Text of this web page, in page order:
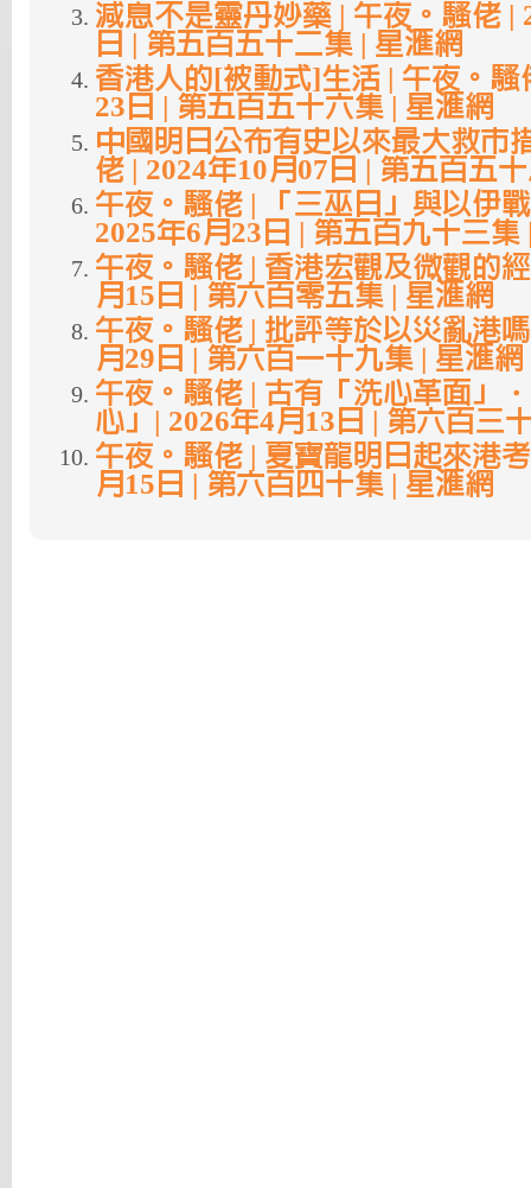
減息不是靈丹妙藥 | 午夜。騷佬 |
日 | 第五百五十二集 | 星滙網
香港人的[被動式]生活 | 午夜。騷
23日 | 第五百五十六集 | 星滙網
中國明日公布有史以來最大救市
佬 | 2024年10月07日 | 第五百五
午夜。騷佬 | 「三巫日」與以伊
2025年6月23日 | 第五百九十三集
午夜。騷佬 | 香港宏觀及微觀的
月15日 | 第六百零五集 | 星滙網
午夜。騷佬 | 批評等於以災亂港
月29日 | 第六百一十九集 | 星滙網
午夜。騷佬 | 古有「洗心革面」
心」| 2026年4月13日 | 第六百三
午夜。騷佬 | 夏寶龍明日起來港
月15日 | 第六百四十集 | 星滙網